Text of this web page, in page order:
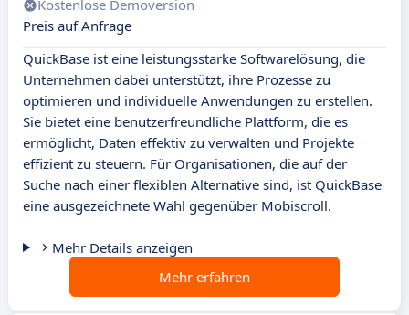
Kostenlose Demoversion
Preis auf Anfrage
QuickBase ist eine leistungsstarke Softwarelösung, die
Unternehmen dabei unterstützt, ihre Prozesse zu
optimieren und individuelle Anwendungen zu erstellen.
Sie bietet eine benutzerfreundliche Plattform, die es
ermöglicht, Daten effektiv zu verwalten und Projekte
effizient zu steuern. Für Organisationen, die auf der
Suche nach einer flexiblen Alternative sind, ist QuickBase
eine ausgezeichnete Wahl gegenüber Mobiscroll.
Mehr Details anzeigen
Mehr erfahren